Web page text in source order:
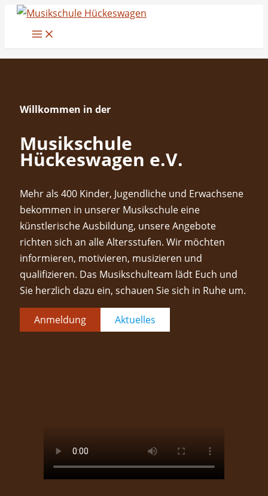
Zum
Willkommen in der
Musikschule
Hückeswagen e.V.
Mehr als 400 Kinder, Jugendliche und Erwachsene
bekommen in unserer Musikschule eine
künstlerische Ausbildung, unsere Angebote
richten sich an alle Altersstufen. Wir möchten
informieren, motivieren, musizieren und
qualifizieren. Das Musikschulteam lädt Euch und
Sie herzlich dazu ein, schauen Sie sich in Ruhe um.
Anmeldung Aktuelles